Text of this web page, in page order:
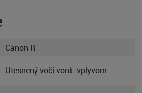
Canon R
Utesnený voči vonk. vplyvom